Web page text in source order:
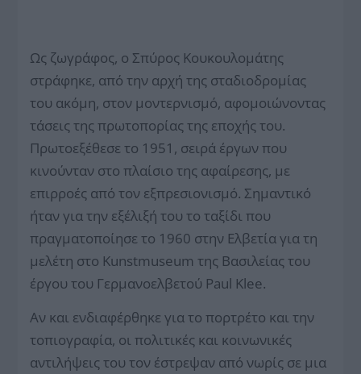
Ως ζωγράφος, ο Σπύρος Κουκουλομάτης
στράφηκε, από την αρχή της σταδιοδρομίας
του ακόμη, στον μοντερνισμό, αφομοιώνοντας
τάσεις της πρωτοπορίας της εποχής του.
Πρωτοεξέθεσε το 1951, σειρά έργων που
κινούνταν στο πλαίσιο της αφαίρεσης, με
επιρροές από τον εξπρεσιονισμό. Σημαντικό
ήταν για την εξέλιξή του το ταξίδι που
πραγματοποίησε το 1960 στην Ελβετία για τη
μελέτη στο Kunstmuseum της Βασιλείας του
έργου του Γερμανοελβετού Paul Klee.
Αν και ενδιαφέρθηκε για το πορτρέτο και την
τοπιογραφία, οι πολιτικές και κοινωνικές
αντιλήψεις του τον έστρεψαν από νωρίς σε μια